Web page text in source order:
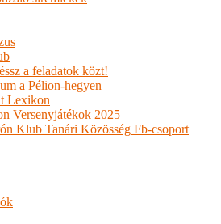
a feladatok közt!
a Pélion-hegyen
Lexikon
Versenyjátékok 2025
Klub Tanári Közösség Fb-csoport